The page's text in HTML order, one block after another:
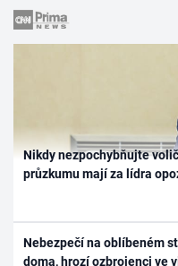
Nikdy nezpochybňujte
průzkumu mají za lídra
Nebezpečí na oblíbeném
doma, hrozí ozbrojenci ve